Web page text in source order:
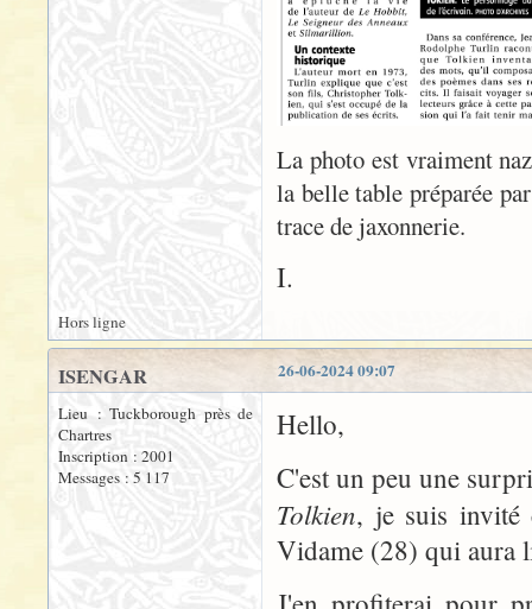
La photo est vraiment
la belle table préparée
trace de jaxonnerie.
I.
Hors ligne
26-06-2024 09:07
ISENGAR
Lieu : Tuckborough près de
Chartres
Inscription : 2001
Messages : 5 117
Hello,
C'est un peu une
Tolkien, je suis invité
Vidame (28) qui aura